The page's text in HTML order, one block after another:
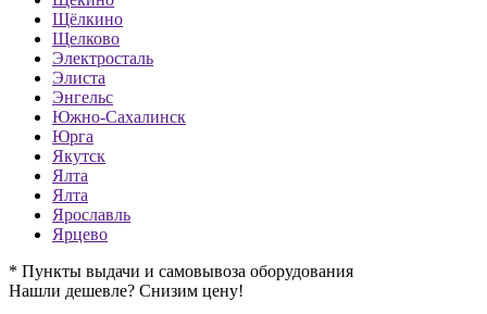
Щёлкино
Щелково
Электросталь
Элиста
Энгельс
Южно-Сахалинск
Юрга
Якутск
Ялта
Ялта
Ярославль
Ярцево
* Пункты выдачи и самовывоза оборудования
Нашли дешевле? Снизим цену!